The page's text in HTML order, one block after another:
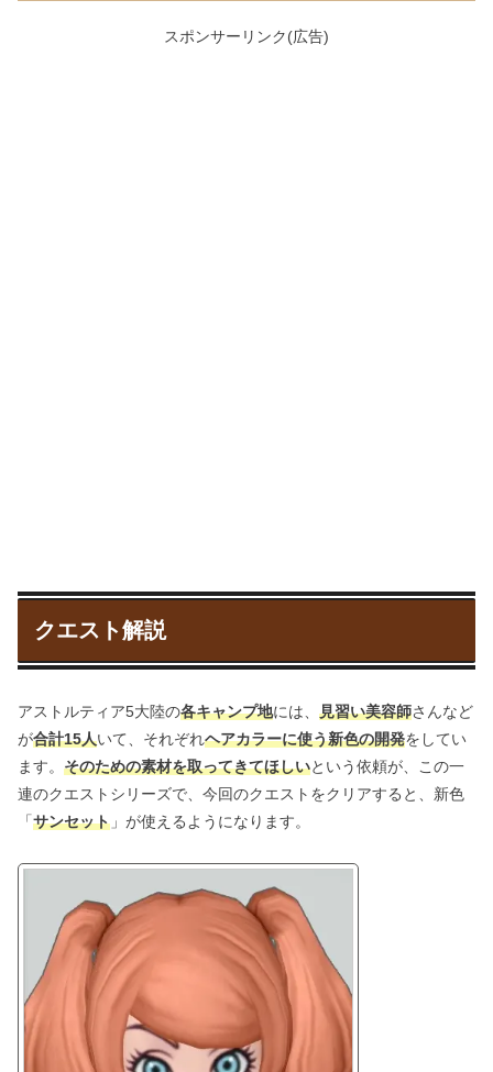
スポンサーリンク(広告)
クエスト解説
アストルティア5大陸の各キャンプ地には、 見習い美容師さんなど
が合計15人いて、それぞれヘアカラーに使う新色の開発をしてい
ます。 そのための素材を取ってきてほしいという依頼が、この一
連のクエストシリーズで、今回のクエストをクリアすると、新色
「サンセット 」が使えるようになります。